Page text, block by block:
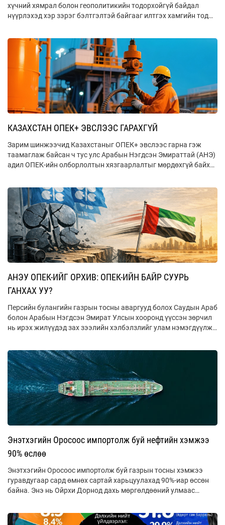
хүчний хямрал болон геополитикийн тодорхойгүй байдал
нүүрлэхэд хэр зэрэг бэлтгэлтэй байгааг илтгэх хамгийн тод
үед дотоодын шатахууны хангамжийг тогтворжуулахад чухал
үүрэг гүйцэтгэдэг.
КАЗАХСТАН ОПЕК+ ЭВСЛЭЭС ГАРАХГҮЙ
Зарим шинжээчид Казахстаныг ОПЕК+ эвслээс гарна гэж
таамаглаж байсан ч тус улс Арабын Нэгдсэн Эмираттай (АНЭ)
адил ОПЕК-ийн олборлолтын хязгаарлалтыг мөрдөхгүй байх
АНЭУ ОПЕК-ИЙГ ОРХИВ: ОПЕК-ИЙН БАЙР СУУРЬ
ГАНХАХ УУ?
Персийн булангийн газрын тосны аваргууд болох Саудын Араб
болон Арабын Нэгдсэн Эмират Улсын хооронд үүссэн зөрчил
нь ирэх жилүүдэд зах зээлийн хэлбэлзлийг улам нэмэгдүүлж
Энэтхэгийн Оросоос импортолж буй нефтийн хэмжээ
90% өслөө
Энэтхэгийн Оросоос импортолж буй газрын тосны хэмжээ
гуравдугаар сард өмнөх сартай харьцуулахад 90%-иар өссөн
байна. Энэ нь Ойрхи Дорнод дахь мөргөлдөөний улмаас
зөвшөөрсөнтэй холбоотой юм байна.